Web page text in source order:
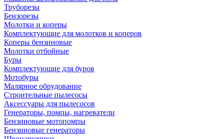
Труборезы
Бензорезы
Молотки и коперы
Комплектующие для молотков и коперов
Коперы бензиновые
Молотки отбойные
Буры
Комплектующие для буров
Мотобуры
Малярное обрудование
Строительные пылесосы
Аксессуары для пылесосов
Генераторы, помпы, нагреватели
Бензиновые мотопомпы
Бензиновые генераторы